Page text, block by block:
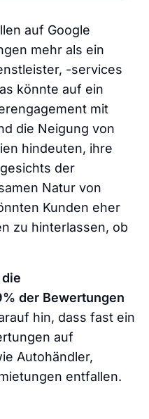
auf Google
mehr als ein
-services
könnte auf ein
mit
die Neigung von
hindeuten, ihre
der
Natur von
Kunden eher
zu hinterlassen, ob
der Bewertungen
hin, dass fast ein
auf
Autohändler,
entfallen.